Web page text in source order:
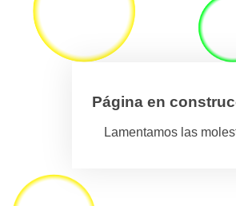
Página en
Lamentamos las